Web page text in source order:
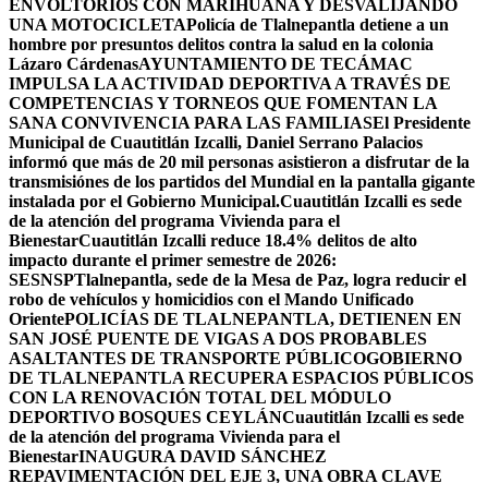
ENVOLTORIOS CON MARIHUANA Y DESVALIJANDO
UNA MOTOCICLETAPolicía de Tlalnepantla detiene a un
hombre por presuntos delitos contra la salud en la colonia
Lázaro CárdenasAYUNTAMIENTO DE TECÁMAC
IMPULSA LA ACTIVIDAD DEPORTIVA A TRAVÉS DE
COMPETENCIAS Y TORNEOS QUE FOMENTAN LA
SANA CONVIVENCIA PARA LAS FAMILIASEl Presidente
Municipal de Cuautitlán Izcalli, Daniel Serrano Palacios
informó que más de 20 mil personas asistieron a disfrutar de la
transmisiónes de los partidos del Mundial en la pantalla gigante
instalada por el Gobierno Municipal.Cuautitlán Izcalli es sede
de la atención del programa Vivienda para el
BienestarCuautitlán Izcalli reduce 18.4% delitos de alto
impacto durante el primer semestre de 2026:
SESNSPTlalnepantla, sede de la Mesa de Paz, logra reducir el
robo de vehículos y homicidios con el Mando Unificado
OrientePOLICÍAS DE TLALNEPANTLA, ​DETIENEN EN
SAN JOSÉ PUENTE DE VIGAS A DOS PROBABLES
ASALTANTES DE TRANSPORTE PÚBLICOGOBIERNO
DE TLALNEPANTLA RECUPERA ESPACIOS PÚBLICOS
CON LA RENOVACIÓN TOTAL DEL MÓDULO
DEPORTIVO BOSQUES CEYLÁNCuautitlán Izcalli es sede
de la atención del programa Vivienda para el
BienestarINAUGURA DAVID SÁNCHEZ
REPAVIMENTACIÓN DEL EJE 3, UNA OBRA CLAVE